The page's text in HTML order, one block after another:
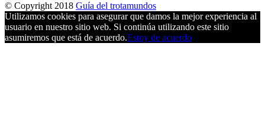
© Copyright 2018 Guía del trotamundos
Utilizamos cookies para asegurar que damos la mejor experiencia al
usuario en nuestro sitio web. Si continúa utilizando este sitio
asumiremos que está de acuerdo.Estoy de acuerdo